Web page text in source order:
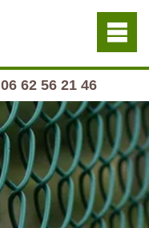
06 62 56 21 46